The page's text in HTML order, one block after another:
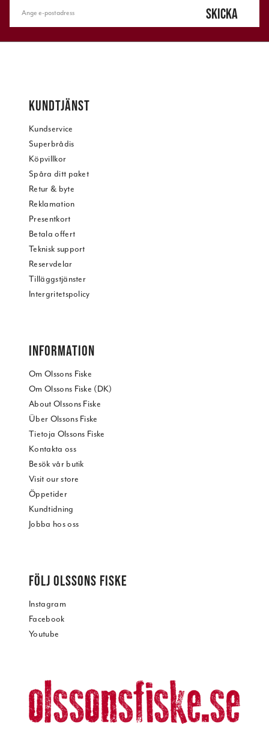
SKICKA
KUNDTJÄNST
Kundservice
Superbrådis
Köpvillkor
Spåra ditt paket
Retur & byte
Reklamation
Presentkort
Betala offert
Teknisk support
Reservdelar
Tilläggstjänster
Intergritetspolicy
INFORMATION
Om Olssons Fiske
Om Olssons Fiske (DK)
About Olssons Fiske
Über Olssons Fiske
Tietoja Olssons Fiske
Kontakta oss
Besök vår butik
Visit our store
Öppetider
Kundtidning
Jobba hos oss
FÖLJ OLSSONS FISKE
Instagram
Facebook
Youtube